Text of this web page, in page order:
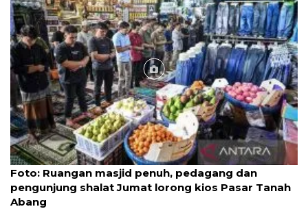
Foto
Foto: Ruangan masjid penuh, pedagang dan
pengunjung shalat Jumat lorong kios Pasar Tanah
Abang